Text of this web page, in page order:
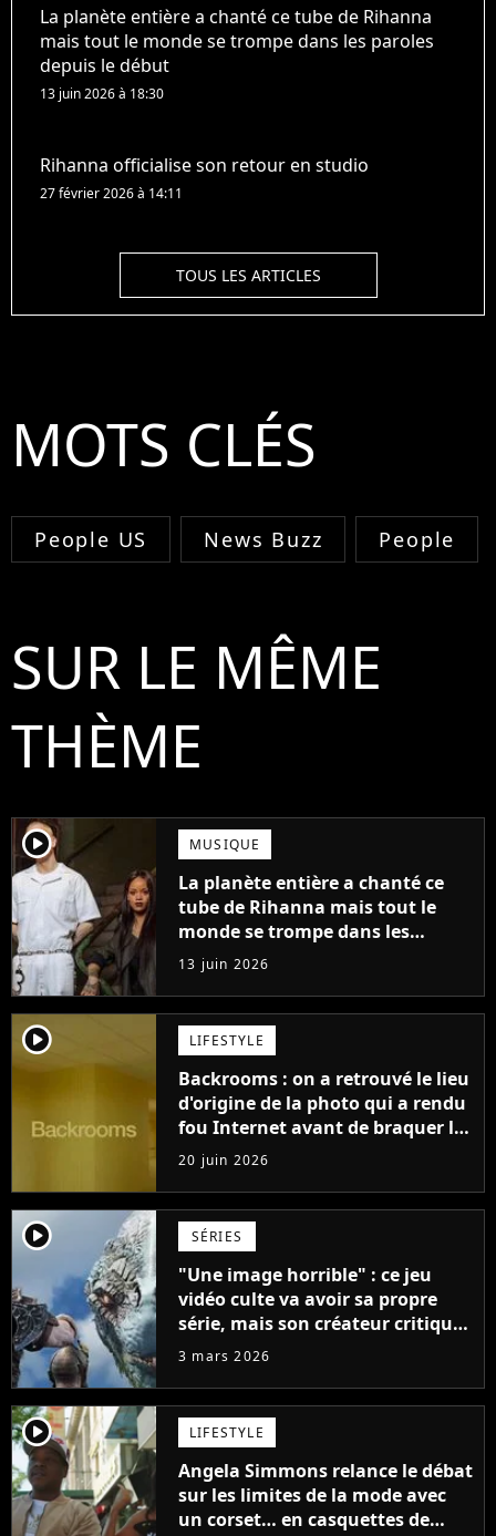
La planète entière a chanté ce tube de Rihanna
mais tout le monde se trompe dans les paroles
depuis le début
13 juin 2026 à 18:30
Rihanna officialise son retour en studio
27 février 2026 à 14:11
TOUS LES ARTICLES
MOTS CLÉS
People US News Buzz People
SUR LE MÊME
THÈME
player2 MUSIQUE
La planète entière a chanté ce
tube de Rihanna mais tout le
monde se trompe dans les
paroles depuis le début
13 juin 2026
player2 LIFESTYLE
Backrooms : on a retrouvé le lieu
d'origine de la photo qui a rendu
fou Internet avant de braquer le
cinéma
20 juin 2026
player2 SÉRIES
"Une image horrible" : ce jeu
vidéo culte va avoir sa propre
série, mais son créateur critique
déjà la première photo
3 mars 2026
player2 LIFESTYLE
Angela Simmons relance le débat
sur les limites de la mode avec
un corset… en casquettes de